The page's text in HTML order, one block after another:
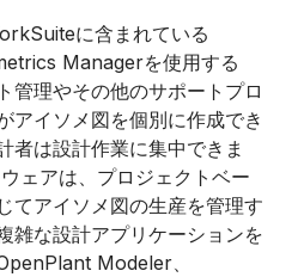
に含まれている
Managerを使用する
管理やその他のサポートプロ
アイソメ図を個別に作成でき
者は設計作業に集中できま
ェアは、プロジェクトベー
てアイソメ図の生産を管理す
雑な設計アプリケーションを
Modeler、